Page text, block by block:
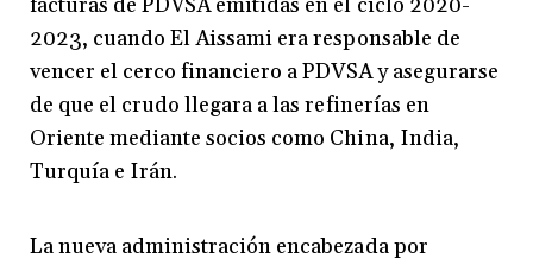
2023, cuando El Aissami era responsable de
vencer el cerco financiero a PDVSA y asegurarse
de que el crudo llegara a las refinerías en
Oriente mediante socios como China, India,
Turquía e Irán.
La nueva administración encabezada por